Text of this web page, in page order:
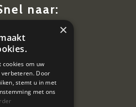
naar:
Diensten
Vacatures
×
cookies om uw
Door
stemt u in met
met ons